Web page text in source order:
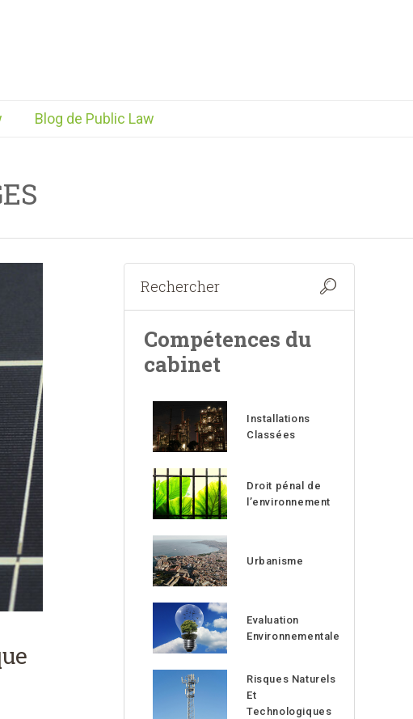
Blog de Public Law
Compétences du
cabinet
Installations
Classées
Droit pénal de
l’environnement
Urbanisme
Evaluation
Environnementale
Risques Naturels
Et
Technologiques